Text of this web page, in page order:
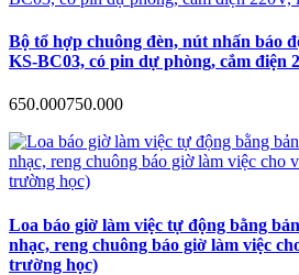
Bộ tổ hợp chuông đèn, nút nhấn báo
KS-BC03, có pin dự phòng, cắm điện
650.000750.000
Loa báo giờ làm việc tự động bằng
nhạc, reng chuông báo giờ làm việc
trường học)